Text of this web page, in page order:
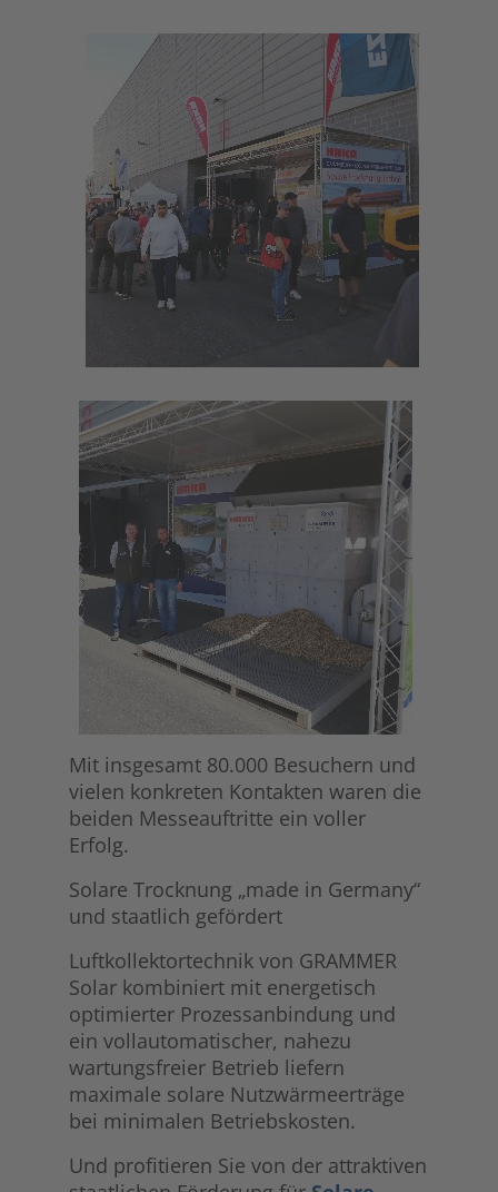
Mit insgesamt 80.000 Besuchern und
vielen konkreten Kontakten waren die
beiden Messeauftritte ein voller
Erfolg.
Solare Trocknung „made in Germany“
und staatlich gefördert
Luftkollektortechnik von GRAMMER
Solar kombiniert mit energetisch
optimierter Prozessanbindung und
ein vollautomatischer, nahezu
wartungsfreier Betrieb liefern
maximale solare Nutzwärmeerträge
bei minimalen Betriebskosten.
Und profitieren Sie von der attraktiven